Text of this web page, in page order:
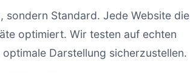
sondern Standard. Jede Website die
optimiert. Wir testen auf echten
Darstellung sicherzustellen.